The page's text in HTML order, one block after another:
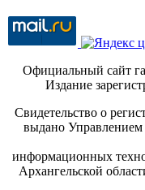
Официальный сайт
Издание
Свидетельство о
выдано
информационных
Архангельской